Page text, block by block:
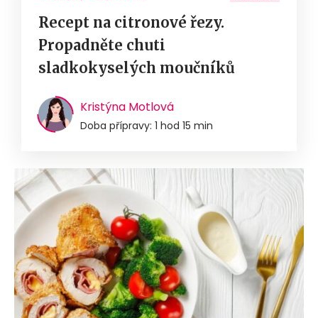
Recept na citronové řezy.
Propadněte chuti
sladkokyselých moučníků
Kristýna Motlová
Doba přípravy: 1 hod 15 min